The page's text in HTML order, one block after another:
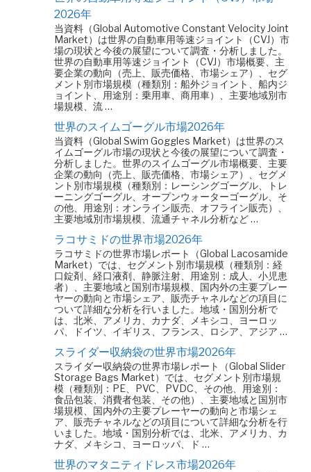
2026年
当資料（Global Automotive Constant Velocity Joint
Market）は世界の自動車用等速ジョイント（CVJ）市
場の現状と今後の展望について調査・分析しました。
世界の自動車用等速ジョイント（CVJ）市場概要、主
要企業の動向（売上、販売価格、市場シェア）、セグ
メント別市場規模（種類別：船外ジョイント、船内ジ
ョイント、用途別：乗用車、商用車）、主要地域別市
場規模、流 …
世界のスイムゴーグル市場2026年
当資料（Global Swim Goggles Market）は世界のス
イムゴーグル市場の現状と今後の展望について調査・
分析しました。世界のスイムゴーグル市場概要、主要
企業の動向（売上、販売価格、市場シェア）、セグメ
ント別市場規模（種類別：レーシングゴーグル、トレ
ーニングゴーグル、オープンウォーターゴーグル、そ
の他、用途別：オンライン販売、オフライン販売）、
主要地域別市場規模、流通チャネル分析など …
ラコサミドの世界市場2026年
ラコサミドの世界市場レポート（Global Lacosamide
Market）では、セグメント別市場規模（種類別：経
口錠剤、経口液剤、静脈注射、用途別：成人、小児患
者）、主要地域と国別市場規模、国内外の主要プレー
ヤーの動向と市場シェア、販売チャネルなどの項目に
ついて詳細な分析を行いました。地域・国別分析で
は、北米、アメリカ、カナダ、メキシコ、ヨーロッ
パ、ドイツ、イギリス、フランス、ロシア、アジア …
スライダー収納袋の世界市場2026年
スライダー収納袋の世界市場レポート（Global Slider
Storage Bags Market）では、セグメント別市場規
模（種類別：PE、PVC、PVDC、その他、用途別：
食品包装、消費者包装、その他）、主要地域と国別市
場規模、国内外の主要プレーヤーの動向と市場シェ
ア、販売チャネルなどの項目について詳細な分析を行
いました。地域・国別分析では、北米、アメリカ、カ
ナダ、メキシコ、ヨーロッパ、ド …
世界のマタニティドレス市場2026年